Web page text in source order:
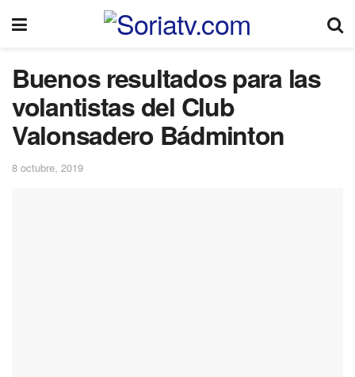
Buenos resultados para las
volantistas del Club
Valonsadero Bádminton
8 octubre, 2019